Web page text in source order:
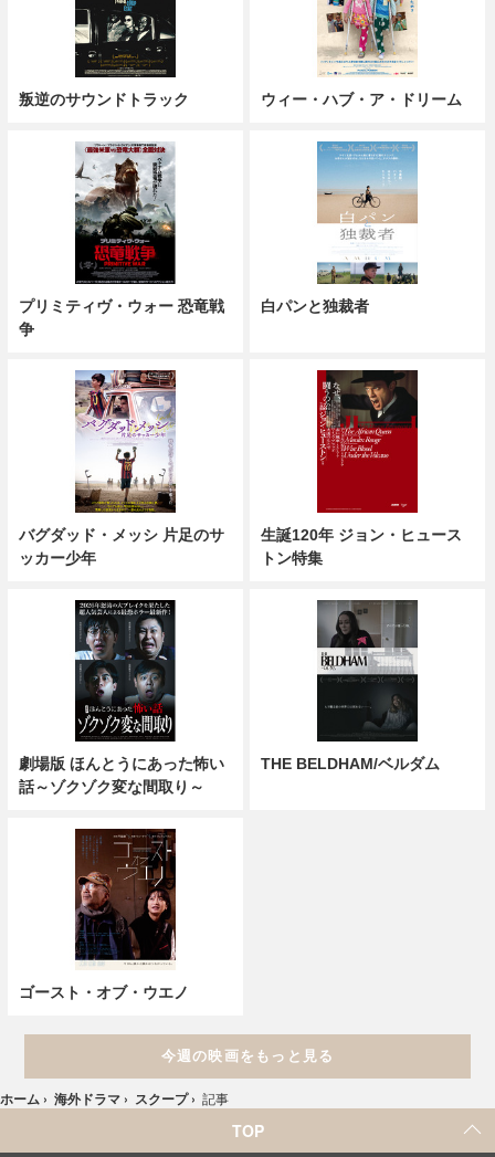
叛逆のサウンドトラック ウィー・ハブ・ア・ドリーム
プリミティヴ・ウォー 恐竜戦
争
白パンと独裁者
バグダッド・メッシ 片足のサ
ッカー少年
生誕120年 ジョン・ヒュース
トン特集
劇場版 ほんとうにあった怖い
話～ゾクゾク変な間取り～
THE BELDHAM/ベルダム
ゴースト・オブ・ウエノ
今週の映画をもっと見る
ホーム › 海外ドラマ › スクープ › 記事
TOP